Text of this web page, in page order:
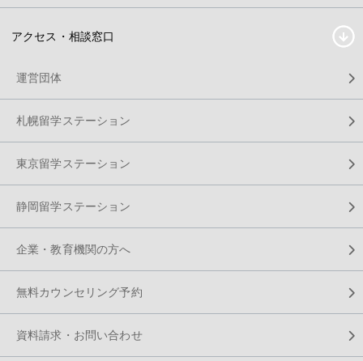
アクセス・相談窓口
運営団体
札幌留学ステーション
東京留学ステーション
静岡留学ステーション
企業・教育機関の方へ
無料カウンセリング予約
資料請求・お問い合わせ